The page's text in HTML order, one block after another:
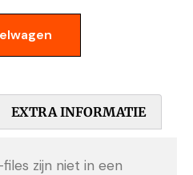
EXTRA INFORMATIE
zijn niet in een